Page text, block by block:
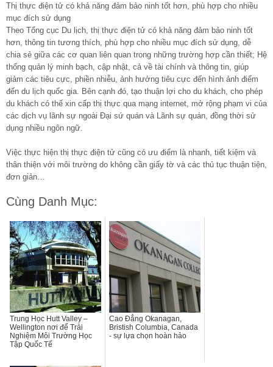
Thị thực điện tử có khả năng đảm bảo ninh tốt hơn, phù hợp cho nhiều
mục đích sử dụng
Theo Tổng cục Du lịch, thị thực điện tử có khả năng đảm bảo ninh tốt
hơn, thông tin tương thích, phù hợp cho nhiều mục đích sử dụng, dễ
chia sẻ giữa các cơ quan liên quan trong những trường hợp cần thiết; Hệ
thống quản lý minh bạch, cập nhật, cả về tài chính và thông tin, giúp
giảm các tiêu cực, phiền nhiễu, ảnh hưởng tiêu cực đến hình ảnh điểm
đến du lịch quốc gia. Bên cạnh đó, tạo thuận lợi cho du khách, cho phép
du khách có thể xin cấp thị thực qua mạng internet, mở rộng phạm vi của
các dịch vụ lãnh sự ngoài Đại sứ quán và Lãnh sự quán, đồng thời sử
dụng nhiều ngôn ngữ.
Việc thực hiện thị thực điện tử cũng có ưu điểm là nhanh, tiết kiệm và
thân thiện với môi trường do không cần giấy tờ và các thủ tục thuận tiện,
đơn giản…
Cùng Danh Mục:
Trung Học Hutt Valley –
Wellington nơi để Trải
Nghiệm Môi Trường Học
Tập Quốc Tế
Cao Đẳng Okanagan,
Bristish Columbia, Canada
- sự lựa chọn hoàn hảo